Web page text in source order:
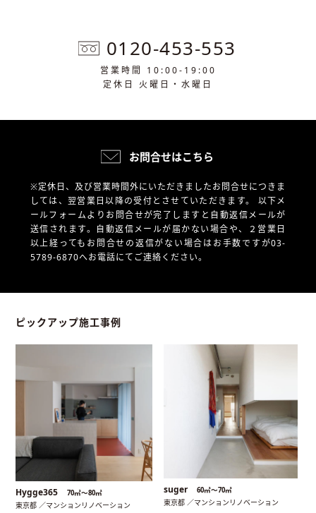
0120-453-553
営業時間 10:00-19:00
定休日 火曜日・水曜日
お問合せはこちら
※定休日、及び営業時間外にいただきましたお問合せにつきま
しては、翌営業日以降の受付とさせていただきます。 以下メ
ールフォームよりお問合せが完了しますと自動返信メールが
送信されます。自動返信メールが届かない場合や、
２営業日
以上経ってもお問合せの返信がない場合はお手数ですが03-
5789-6870へお電話にてご連絡ください。
ピックアップ施工事例
Hygge365 70㎡〜80㎡
東京都 ／マンションリノベーション
suger 60㎡〜70㎡
東京都 ／マンションリノベーション